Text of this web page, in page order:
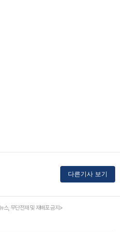
다른기사 보기
스, 무단전재 및 재배포 금지>